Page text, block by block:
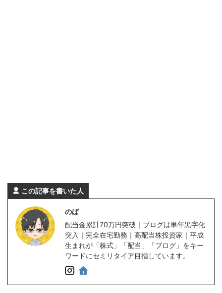
この記事を書いた人
のば
配当金累計70万円突破｜ブログは単年黒字化
突入｜完全在宅勤務｜高配当株投資家｜平成
生まれが「株式」「配当」「ブログ」をキー
ワードにセミリタイア目指しています。